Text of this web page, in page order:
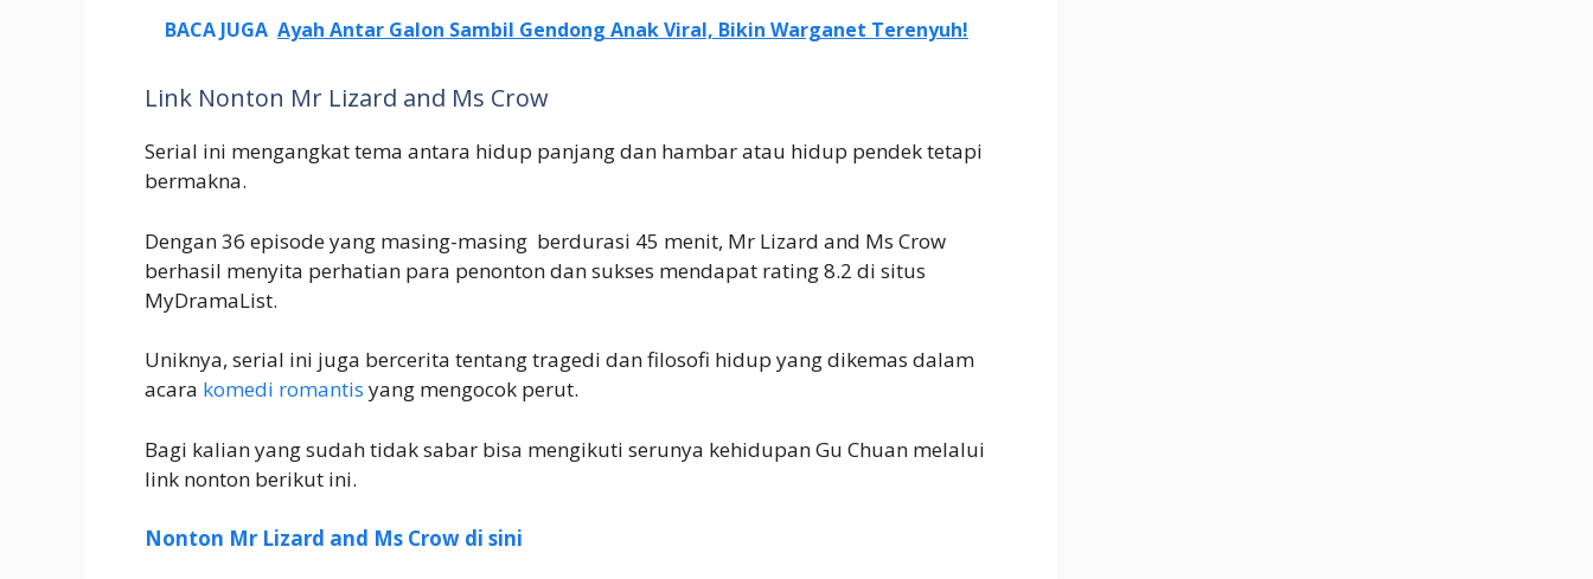
BACA JUGA Ayah Antar Galon Sambil Gendong Anak Viral, Bikin Warganet Terenyuh!
Link Nonton Mr Lizard and Ms Crow
Serial ini mengangkat tema antara hidup panjang dan hambar atau hidup pendek tetapi
bermakna.
Dengan 36 episode yang masing-masing berdurasi 45 menit, Mr Lizard and Ms Crow
berhasil menyita perhatian para penonton dan sukses mendapat rating 8.2 di situs
MyDramaList.
Uniknya, serial ini juga bercerita tentang tragedi dan filosofi hidup yang dikemas dalam
acara komedi romantis yang mengocok perut.
Bagi kalian yang sudah tidak sabar bisa mengikuti serunya kehidupan Gu Chuan melalui
link nonton berikut ini.
Nonton Mr Lizard and Ms Crow di sini